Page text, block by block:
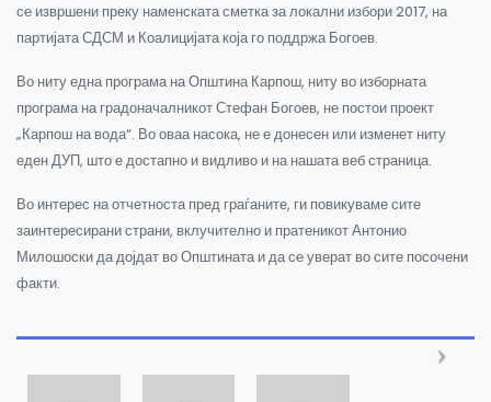
се извршени преку наменската сметка за локални избори 2017, на
партијата СДСМ и Коалицијата која го поддржа Богоев.
Во ниту една програма на Општина Карпош, ниту во изборната
програма на градоначалникот Стефан Богоев, не постои проект
„Карпош на вода“. Во оваа насока, не е донесен или изменет ниту
еден ДУП, што е достапно и видливо и на нашата веб страница.
Во интерес на отчетноста пред граѓаните, ги повикуваме сите
заинтересирани страни, вклучително и пратеникот Антонио
Милошоски да дојдат во Општината и да се уверат во сите посочени
факти.